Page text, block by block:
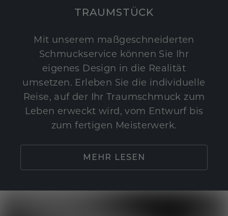
TRAUMSTÜCK
Mit unserem maßgeschneiderten
Schmuckservice können Sie Ihr
eigenes Design in die Realität
umsetzen. Erleben Sie die individuelle
Reise, auf der Ihr Traumschmuck zum
Leben erweckt wird, vom Entwurf bis
zum fertigen Meisterwerk.
MEHR LESEN